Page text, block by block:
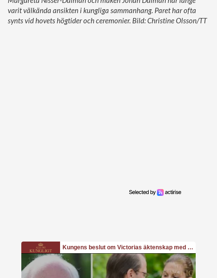
varit välkända ansikten i kungliga sammanhang. Paret har ofta
synts vid hovets högtider och ceremonier. Bild: Christine Olsson/TT